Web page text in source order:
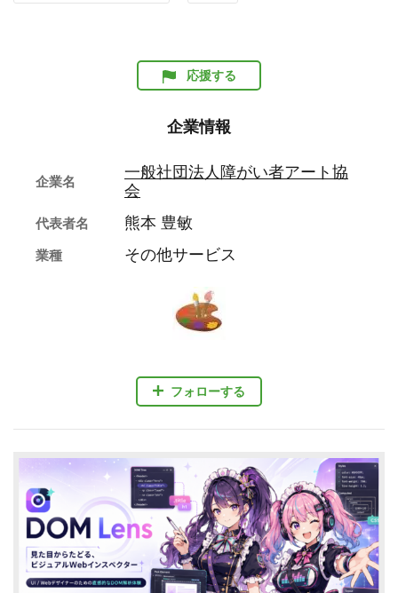
応援する
企業情報
フォローする
企業名
一般社団法人障がい者アート協
会
代表者名 熊本 豊敏
業種 その他サービス